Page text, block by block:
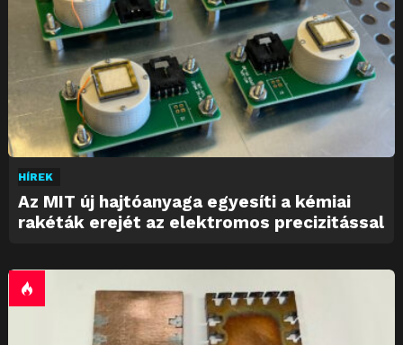
HÍREK
Az MIT új hajtóanyaga egyesíti a kémiai
rakéták erejét az elektromos precizitással